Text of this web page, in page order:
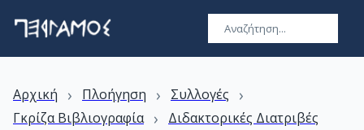
Αρχική › Πλοήγηση › Συλλογές ›
Γκρίζα Βιβλιογραφία › Διδακτορικές Διατριβές